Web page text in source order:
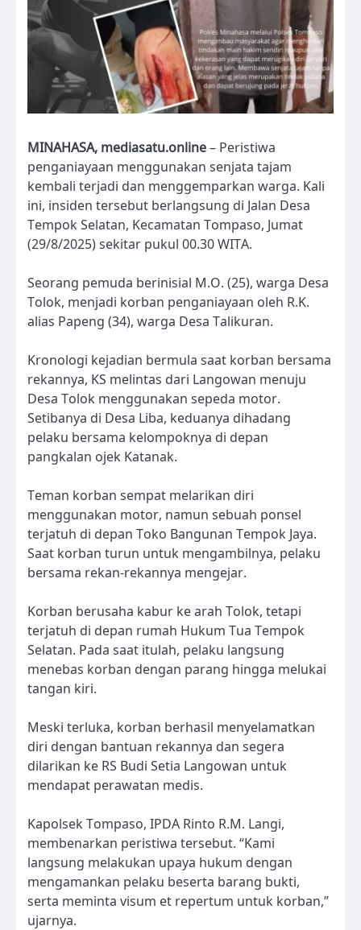
MINAHASA, mediasatu.online– Peristiwa
penganiayaan menggunakan senjata tajam
kembali terjadi dan menggemparkan warga. Kali
ini, insiden tersebut berlangsung di Jalan Desa
Tempok Selatan, Kecamatan Tompaso, Jumat
(29/8/2025) sekitar pukul 00.30 WITA.
Seorang pemuda berinisial M.O. (25), warga Desa
Tolok, menjadi korban penganiayaan oleh R.K.
alias Papeng (34), warga Desa Talikuran.
Kronologi kejadian bermula saat korban bersama
rekannya, KS melintas dari Langowan menuju
Desa Tolok menggunakan sepeda motor.
Setibanya di Desa Liba, keduanya dihadang
pelaku bersama kelompoknya di depan
pangkalan ojek Katanak.
Teman korban sempat melarikan diri
menggunakan motor, namun sebuah ponsel
terjatuh di depan Toko Bangunan Tempok Jaya.
Saat korban turun untuk mengambilnya, pelaku
bersama rekan-rekannya mengejar.
Korban berusaha kabur ke arah Tolok, tetapi
terjatuh di depan rumah Hukum Tua Tempok
Selatan. Pada saat itulah, pelaku langsung
menebas korban dengan parang hingga melukai
tangan kiri.
Meski terluka, korban berhasil menyelamatkan
diri dengan bantuan rekannya dan segera
dilarikan ke RS Budi Setia Langowan untuk
mendapat perawatan medis.
Kapolsek Tompaso, IPDA Rinto R.M. Langi,
membenarkan peristiwa tersebut. “Kami
langsung melakukan upaya hukum dengan
mengamankan pelaku beserta barang bukti,
serta meminta visum et repertum untuk korban,”
ujarnya.